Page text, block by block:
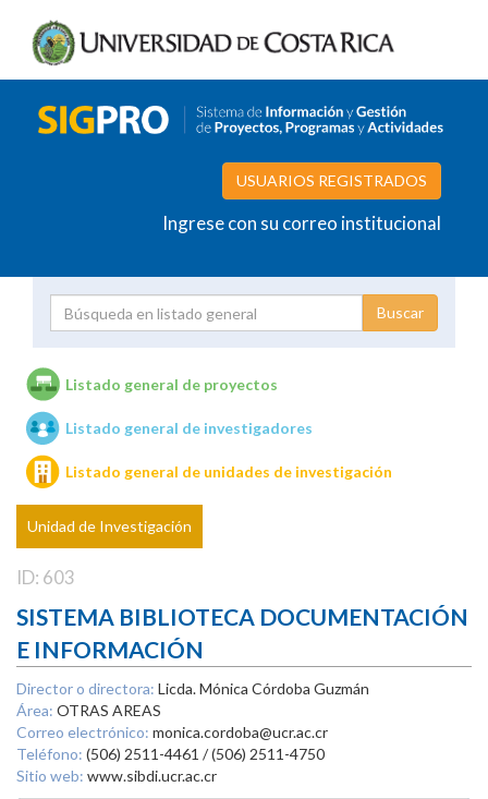
USUARIOS REGISTRADOS
Ingrese con su correo institucional
Unidades de investigación
Listado general de proyectos
Listado general de investigadores
Listado general de unidades de investigación
Unidad de Investigación
ID: 603
SISTEMA BIBLIOTECA DOCUMENTACIÓN
E INFORMACIÓN
Director o directora: Licda. Mónica Córdoba Guzmán
Área: OTRAS AREAS
Correo electrónico: monica.cordoba@ucr.ac.cr
Teléfono: (506) 2511-4461 / (506) 2511-4750
Sitio web: www.sibdi.ucr.ac.cr